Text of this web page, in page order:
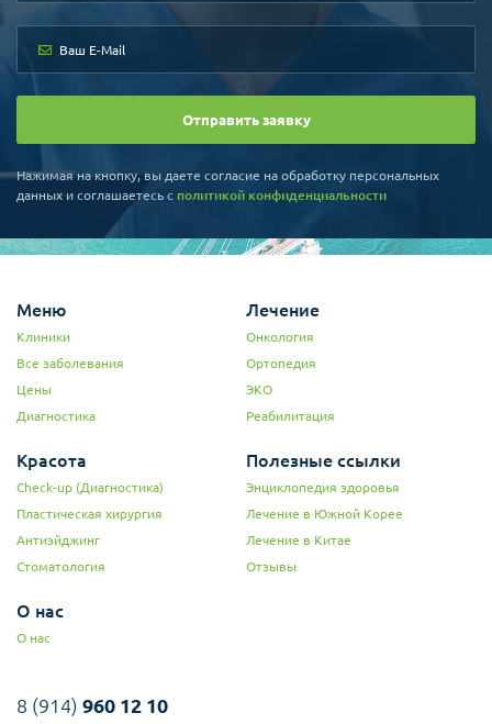
Отправить заявку
Нажимая на кнопку, вы даете согласие на обработку персональных
данных и соглашаетесь c политикой конфиденциальности
Меню
Клиники
Все заболевания
Цены
Диагностика
Лечение
Онкология
Ортопедия
ЭКО
Реабилитация
Красота
Check-up (Диагностика)
Пластическая хирургия
Антиэйджинг
Стоматология
Полезные ссылки
Энциклопедия здоровья
Лечение в Южной Корее
Лечение в Китае
Отзывы
О нас
О нас
8 (914) 960 12 10